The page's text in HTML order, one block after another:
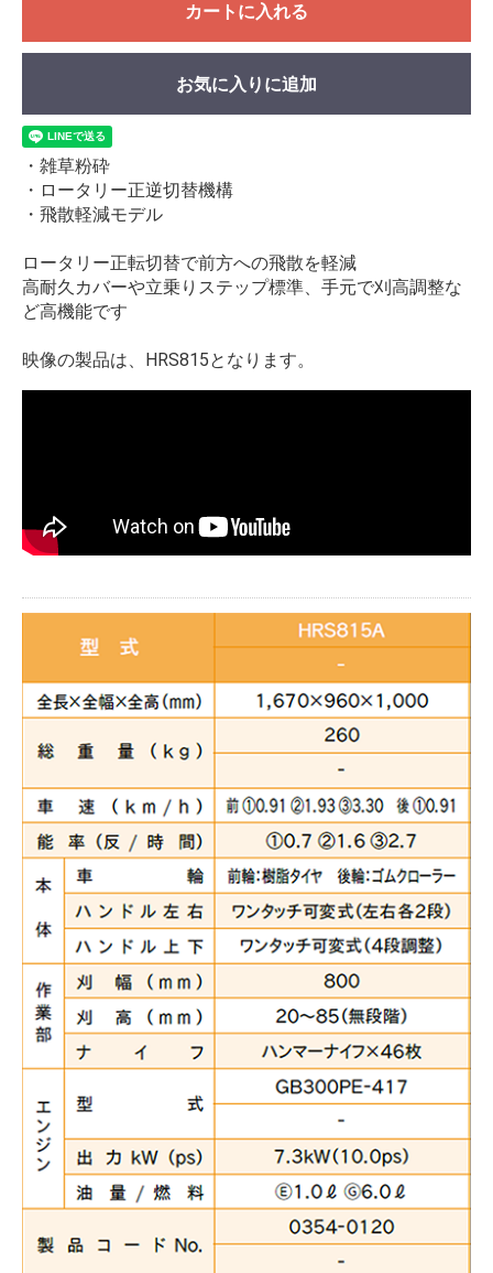
カートに入れる
お気に入りに追加
・雑草粉砕
・ロータリー正逆切替機構
・飛散軽減モデル
ロータリー正転切替で前方への飛散を軽減
高耐久カバーや立乗りステップ標準、手元で刈高調整な
ど高機能です
映像の製品は、HRS815となります。